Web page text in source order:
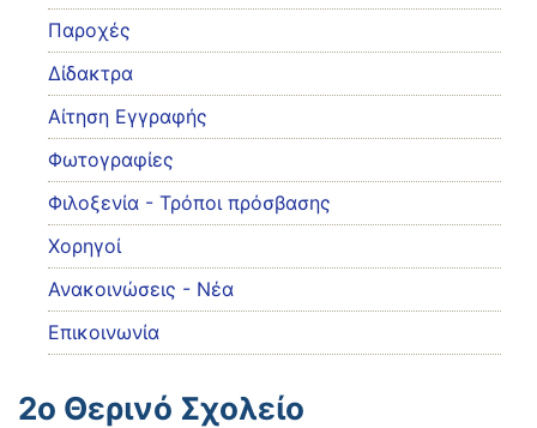
Παροχές
Δίδακτρα
Αίτηση Εγγραφής
Φωτογραφίες
Φιλοξενία - Τρόποι πρόσβασης
Χορηγοί
Ανακοινώσεις - Νέα
Επικοινωνία
2o Θερινό Σχολείο